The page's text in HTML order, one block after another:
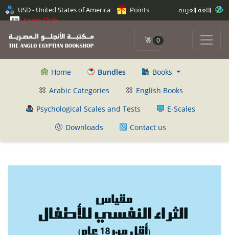
USD - United States of America
Points
Anglo Club
0
Home Bundles
Books
Arabic Categories
English Books
Psychological Scales and Tests
E-Scales
Downloads
Contact us